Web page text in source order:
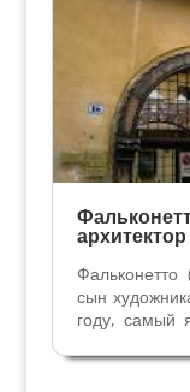
архитектор
сын
году, самый
отцом он